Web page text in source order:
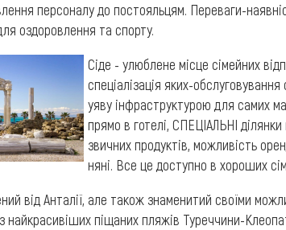
персоналу до постояльцям. Переваги-
оздоровлення та спорту.
Сіде - улюблене місце сімейних
спеціалізація яких-
уяву інфраструктурою для самих
прямо в готелі, СПЕЦІАЛЬНІ
звичних продуктів, можливість
няні. Все це доступно в хороших
від Анталії, але також знаменитий своїми
найкрасивіших піщаних пляжів Туреччини-